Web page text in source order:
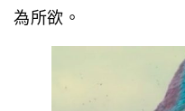
為所欲。